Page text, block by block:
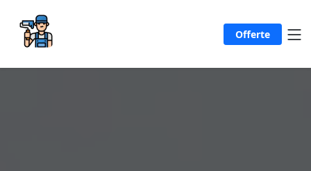
Offerte